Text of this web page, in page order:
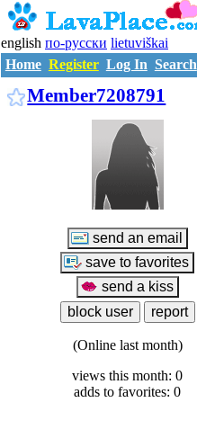
english по-русски lietuviškai
Home Register Log In Search
Member7208791
(Online last month)
views this month: 0
adds to favorites: 0